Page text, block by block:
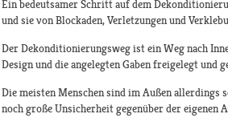
Ein bedeutsamer Schritt auf dem
und sie von Blockaden, Verletzungen und
Der Dekonditionierungsweg ist ein Weg nach
Design und die angelegten Gaben freigelegt und
Die meisten Menschen sind im Außen allerdings
noch große Unsicherheit gegenüber der eigenen